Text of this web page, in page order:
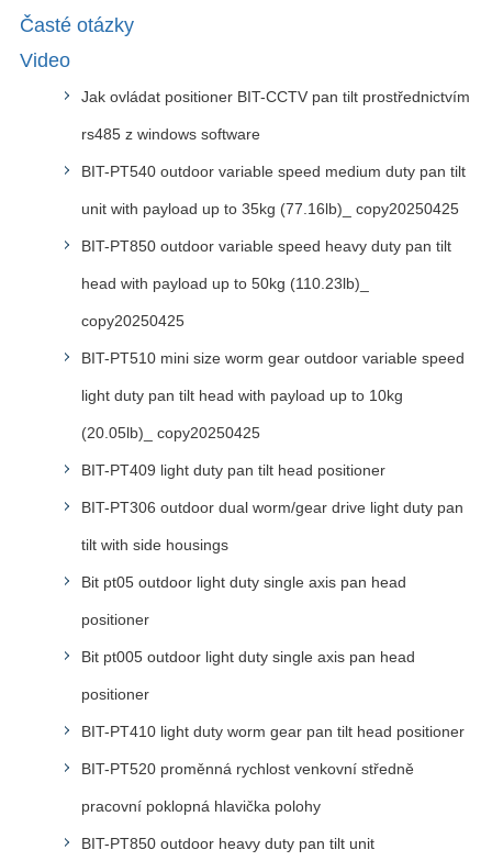
Časté otázky
Video
Jak ovládat positioner BIT-CCTV pan tilt prostřednictvím
rs485 z windows software
BIT-PT540 outdoor variable speed medium duty pan tilt
unit with payload up to 35kg (77.16lb)_ copy20250425
BIT-PT850 outdoor variable speed heavy duty pan tilt
head with payload up to 50kg (110.23lb)_
copy20250425
BIT-PT510 mini size worm gear outdoor variable speed
light duty pan tilt head with payload up to 10kg
(20.05lb)_ copy20250425
BIT-PT409 light duty pan tilt head positioner
BIT-PT306 outdoor dual worm/gear drive light duty pan
tilt with side housings
Bit pt05 outdoor light duty single axis pan head
positioner
Bit pt005 outdoor light duty single axis pan head
positioner
BIT-PT410 light duty worm gear pan tilt head positioner
BIT-PT520 proměnná rychlost venkovní středně
pracovní poklopná hlavička polohy
BIT-PT850 outdoor heavy duty pan tilt unit